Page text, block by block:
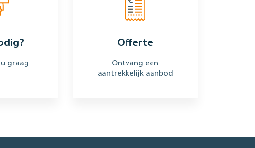
graag
Offerte
Ontvang een
aantrekkelijk aanbod